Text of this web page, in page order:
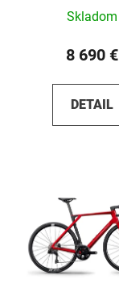
Skladom
8 690 €
DETAIL